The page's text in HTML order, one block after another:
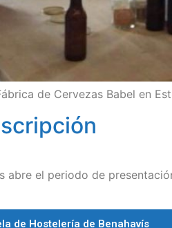
de Cervezas Babel en
abre el periodo de
de Hostelería de Benahavís